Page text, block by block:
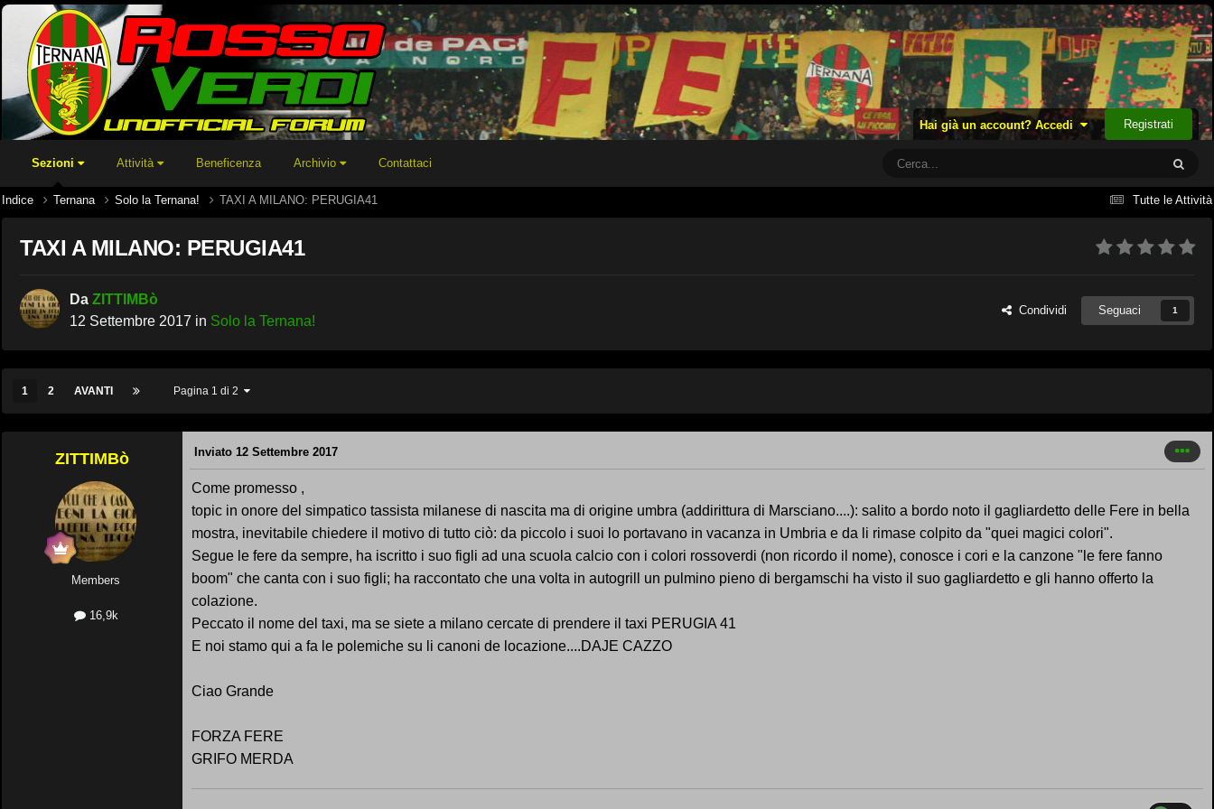
Hai già un account? Accedi Registrati
Sezioni Attività Beneficenza Archivio Contattaci
Tutte le Attività
Indice Ternana Solo la Ternana! TAXI A MILANO: PERUGIA41
TAXI A MILANO: PERUGIA41
Da ZITTIMBò
12 Settembre 2017 in Solo la Ternana!
Condividi Seguaci 1
1 2 AVANTI Pagina 1 di 2
ZITTIMBò
Members
16,9k
Inviato 12 Settembre 2017
Come promesso ,
topic in onore del simpatico tassista milanese di nascita ma di origine umbra (addirittura di Marsciano....): salito a bordo noto il gagliardetto delle Fere in bella
mostra, inevitabile chiedere il motivo di tutto ciò: da piccolo i suoi lo portavano in vacanza in Umbria e da li rimase colpito da "quei magici colori".
Segue le fere da sempre, ha iscritto i suo figli ad una scuola calcio con i colori rossoverdi (non ricordo il nome), conosce i cori e la canzone "le fere fanno
boom" che canta con i suo figli; ha raccontato che una volta in autogrill un pulmino pieno di bergamschi ha visto il suo gagliardetto e gli hanno offerto la
colazione.
Peccato il nome del taxi, ma se siete a milano cercate di prendere il taxi PERUGIA 41
E noi stamo qui a fa le polemiche su li canoni de locazione....DAJE CAZZO
Ciao Grande
FORZA FERE
GRIFO MERDA